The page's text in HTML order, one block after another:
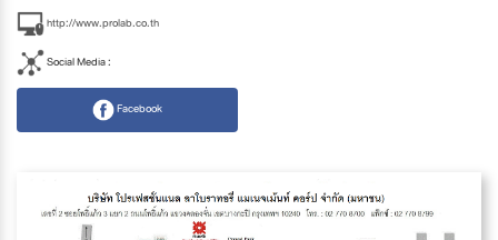
http://www.prolab.co.th
Social Media :
Facebook